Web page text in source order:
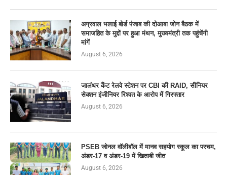
अग्रवाल भलाई बोर्ड पंजाब की दोआबा जोन बैठक में
समाजहित के मुद्दों पर हुआ मंथन, मुख्यमंत्री तक पहुंचेंगी
मांगें
August 6, 2026
जालंधर कैंट रेलवे स्टेशन पर CBI की RAID, सीनियर
सेक्शन इंजीनियर रिश्वत के आरोप में गिरफ्तार
August 6, 2026
PSEB जोनल वॉलीबॉल में मानव सहयोग स्कूल का परचम,
अंडर-17 व अंडर-19 में खिताबी जीत
August 6, 2026